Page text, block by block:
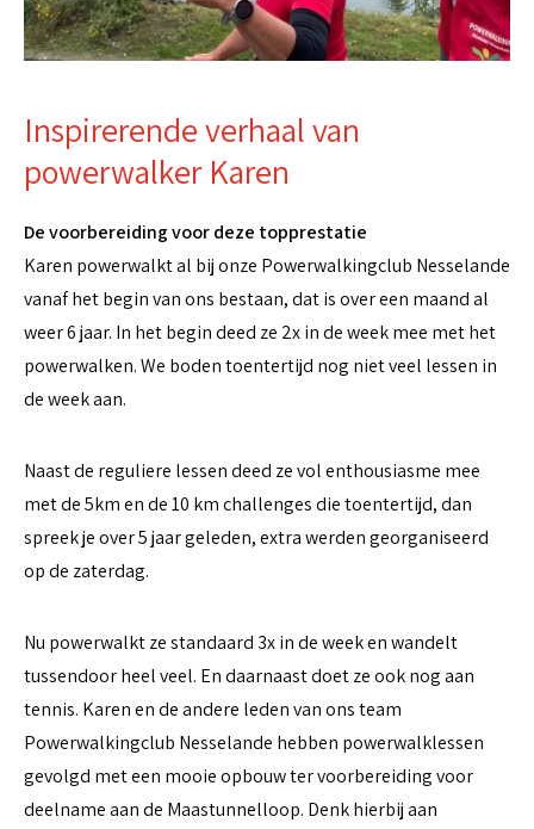
Inspirerende verhaal van
powerwalker Karen
De voorbereiding voor deze topprestatie
Karen powerwalkt al bij onze Powerwalkingclub Nesselande
vanaf het begin van ons bestaan, dat is over een maand al
weer 6 jaar. In het begin deed ze 2x in de week mee met het
powerwalken. We boden toentertijd nog niet veel lessen in
de week aan.
Naast de reguliere lessen deed ze vol enthousiasme mee
met de 5km en de 10 km challenges die toentertijd, dan
spreek je over 5 jaar geleden, extra werden georganiseerd
op de zaterdag.
Nu powerwalkt ze standaard 3x in de week en wandelt
tussendoor heel veel. En daarnaast doet ze ook nog aan
tennis. Karen en de andere leden van ons team
Powerwalkingclub Nesselande hebben powerwalklessen
gevolgd met een mooie opbouw ter voorbereiding voor
deelname aan de Maastunnelloop. Denk hierbij aan